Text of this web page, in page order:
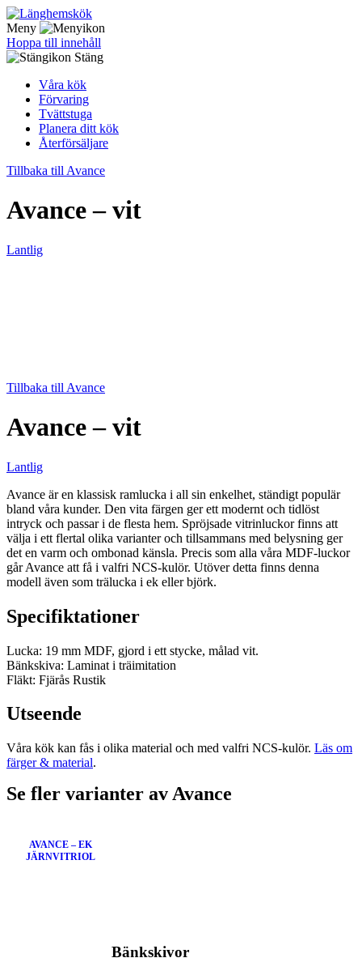
Meny
Hoppa till innehåll
Stäng
Våra kök
Förvaring
Tvättstuga
Planera ditt kök
Återförsäljare
Tillbaka till Avance
Avance – vit
Lantlig
Tillbaka till Avance
Avance – vit
Lantlig
Avance är en klassisk ramlucka i all sin enkelhet, ständigt populär
bland våra kunder. Den vita färgen ger ett modernt och tidlöst
intryck och passar i de flesta hem. Spröjsade vitrinluckor finns att
välja i ett flertal olika varianter och tillsammans med belysning ger
det en varm och ombonad känsla. Precis som alla våra MDF-luckor
går Avance att få i valfri NCS-kulör. Utöver detta finns denna
modell även som trälucka i ek eller björk.
Specifiktationer
Lucka: 19 mm MDF, gjord i ett stycke, målad vit.
Bänkskiva: Laminat i träimitation
Fläkt: Fjärås Rustik
Utseende
Våra kök kan fås i olika material och med valfri NCS-kulör. Läs om
färger & material.
Se fler varianter av Avance
AVANCE – EK
JÄRNVITRIOL
Bänkskivor